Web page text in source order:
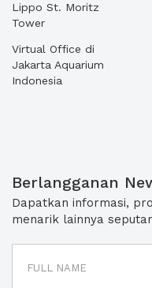
Lippo St. Moritz
Tower
Virtual Office di
Jakarta Aquarium
Indonesia
Berlangganan
Dapatkan informasi,
menarik lainnya seputar